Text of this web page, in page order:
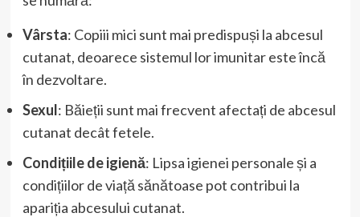
Vârsta: Copiii mici sunt mai predispuși la abcesul
cutanat, deoarece sistemul lor imunitar este încă
în dezvoltare.
Sexul: Băieții sunt mai frecvent afectați de abcesul
cutanat decât fetele.
Condițiile de igienă: Lipsa igienei personale și a
condițiilor de viață sănătoase pot contribui la
apariția abcesului cutanat.